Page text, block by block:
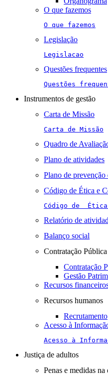
O que fazemos
O que fazemos
Legislação
Legislacao
Questões frequentes
Questões
Instrumentos de gestão
Carta de Missão
Carta de Missão
Quadro de
Plano de atividades
Plano de prevenção
Código de Ética e
Código de  Ética
Relatório de
Balanço social
Contratação
Contratação
Gestão
Recursos
Recursos humanos
Recrutamento
Acesso à
Acesso à
Justiça de adultos
Penas e medidas